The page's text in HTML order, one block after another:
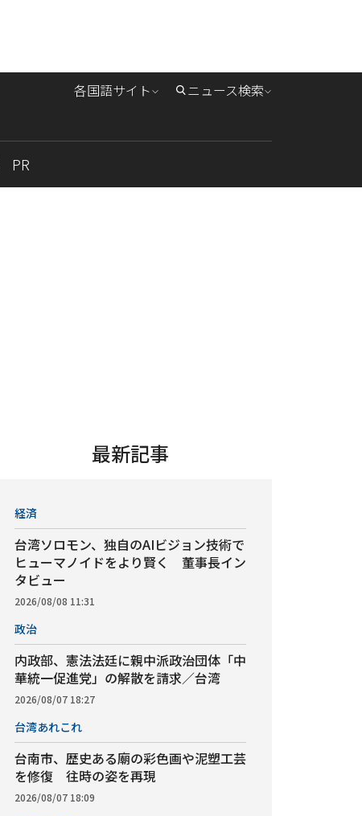
各国語サイト ニュース検索
PR
最新記事
経済
台湾ソロモン、独自のAIビジョン技術で
ヒューマノイドをより賢く 董事長イン
タビュー
2026/08/08 11:31
政治
内政部、憲法法廷に親中派政治団体「中
華統一促進党」の解散を請求／台湾
2026/08/07 18:27
台湾あれこれ
台南市、歴史ある廟の彩色画や泥塑工芸
を修復 往時の姿を再現
2026/08/07 18:09